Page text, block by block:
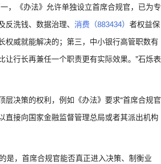
，《办法》允许单独设立首席合规官，已为专
洗钱、数据治理、 消费（883434） 者权益保
权威就能解决的；第三，中小银行高管职数有
行长再兼任一个职责更有实际效果。”石烁表
决策的权利，例如《办法》要求“首席合规官
直接向国家金融监督管理总局或者其派出机构
是，首席合规官能否真正进入决策、制衡业